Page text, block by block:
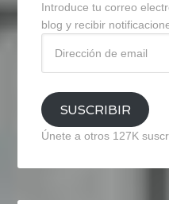
Introduce tu correo
blog y recibir
email
SUSCRIBIR
Únete a otros 127K